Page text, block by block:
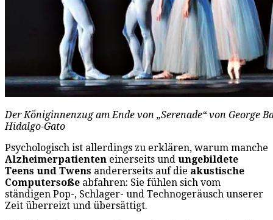
Der Königinnenzug am Ende von „Serenade“ von George
Hidalgo-Gato
Psychologisch ist allerdings zu erklären, warum manche
Alzheimerpatienten einerseits und ungebildete
Teens und Twens andererseits auf die akustische
Computersoße abfahren: Sie fühlen sich vom
ständigen Pop-, Schlager- und Technogeräusch unserer
Zeit überreizt und übersättigt.